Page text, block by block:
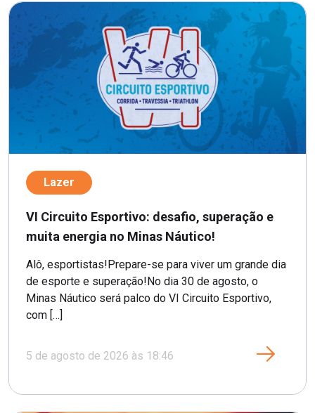
Lazer
VI Circuito Esportivo: desafio, superação e
muita energia no Minas Náutico!
Alô, esportistas!Prepare-se para viver um grande dia
de esporte e superação!No dia 30 de agosto, o
Minas Náutico será palco do VI Circuito Esportivo,
com […]
5 de agosto de 2026 às 18:46